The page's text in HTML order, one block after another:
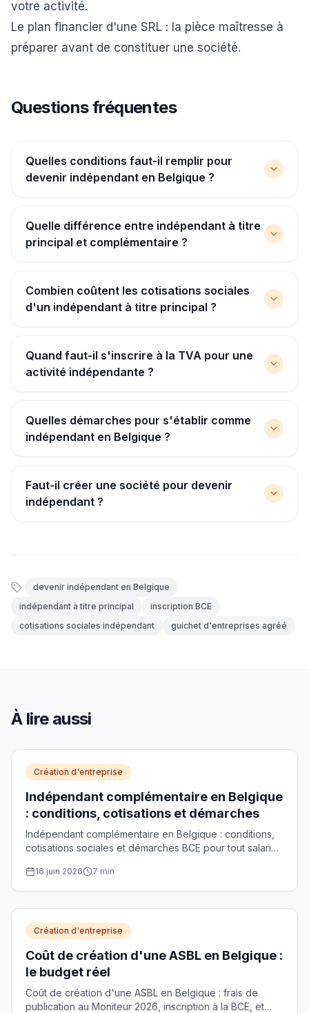
votre activité.
Le plan financier d'une SRL : la pièce maîtresse à
préparer avant de constituer une société.
Questions fréquentes
Quelles conditions faut-il remplir pour
devenir indépendant en Belgique ?
Quelle différence entre indépendant à titre
principal et complémentaire ?
Combien coûtent les cotisations sociales
d'un indépendant à titre principal ?
Quand faut-il s'inscrire à la TVA pour une
activité indépendante ?
Quelles démarches pour s'établir comme
indépendant en Belgique ?
Faut-il créer une société pour devenir
indépendant ?
devenir indépendant en Belgique
indépendant à titre principal
inscription BCE
cotisations sociales indépendant
guichet d'entreprises agréé
À lire aussi
Création d'entreprise
Indépendant complémentaire en Belgique
: conditions, cotisations et démarches
Indépendant complémentaire en Belgique : conditions,
cotisations sociales et démarches BCE pour tout salarié
16 juin 2026 7 min
Création d'entreprise
Coût de création d'une ASBL en Belgique :
le budget réel
Coût de création d'une ASBL en Belgique : frais de
publication au Moniteur 2026, inscription à la BCE, et